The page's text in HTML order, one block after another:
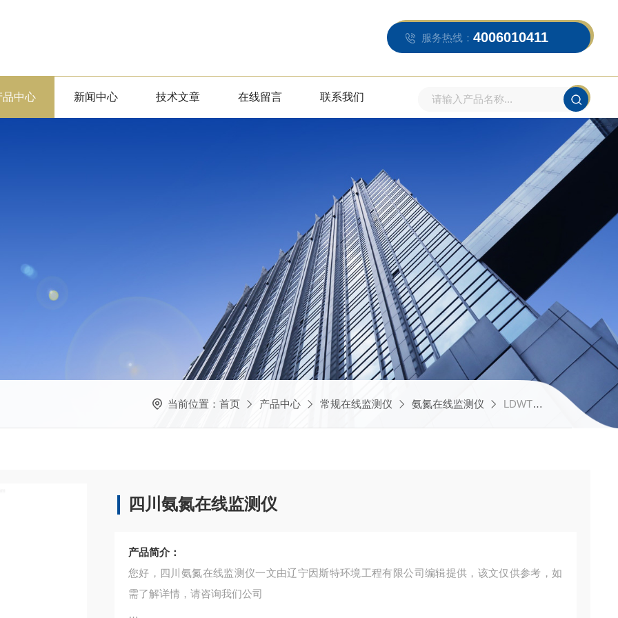
服务热线： 4006010411
品中心 新闻中心 技术文章 在线留言 联系我们
当前位置： 首页 产品中心 常规在线监测仪 氨氮在线监测仪 LDWT4006四川氨氮在线监测仪
四川氨氮在线监测仪
产品简介：
您好，四川氨氮在线监测仪一文由辽宁因斯特环境工程有限公司编辑提供，该文仅供参考，如
需了解详情，请咨询我们公司